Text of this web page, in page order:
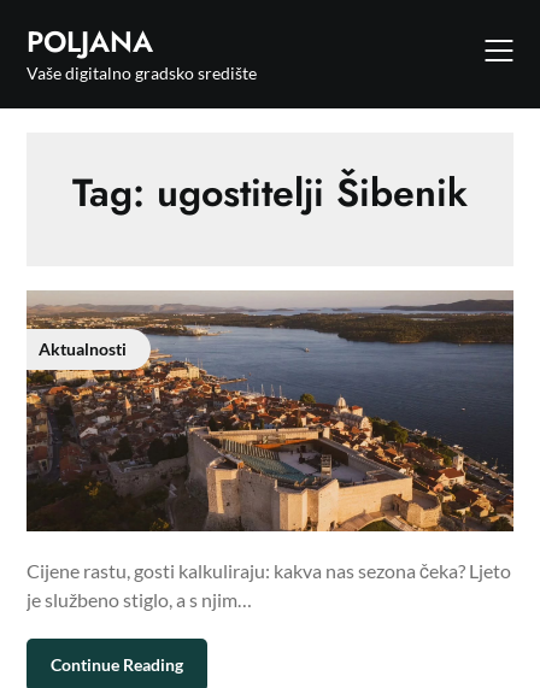
POLJANA
Vaše digitalno gradsko središte
Tag: ugostitelji Šibenik
Aktualnosti
Cijene rastu, gosti kalkuliraju: kakva nas sezona čeka? Ljeto
je službeno stiglo, a s njim…
Continue Reading